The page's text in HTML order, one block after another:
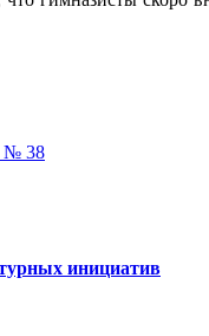
№ 38
инициатив